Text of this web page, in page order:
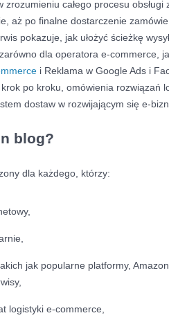
całego procesu obsługi
aż po finalne dostarczenie
pokazuje, jak ułożyć ścieżkę
dla operatora e-commerce,
i Reklama w Google Ads i
po kroku, omówienia rozwiązań
dostaw w rozwijającym się e-
blog?
dla każdego, którzy:
jak popularne platformy,
logistyki e-commerce,